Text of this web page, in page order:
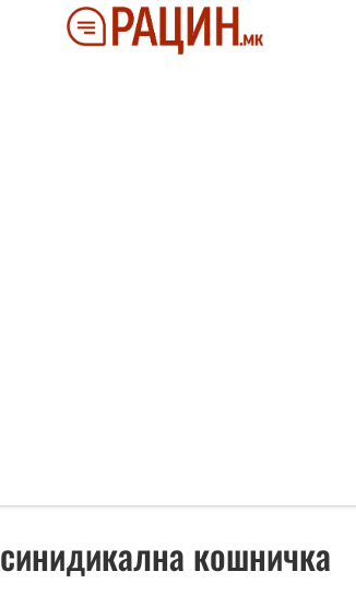
синидикална кошничка